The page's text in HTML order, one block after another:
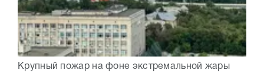
Крупный пожар на фоне экстремальной жары